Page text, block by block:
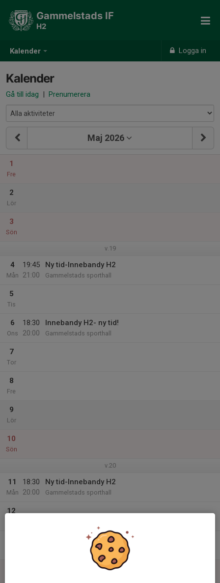
Kalender Logga in
Gammelstads IF
H2
Kalender
Gå till idag | Prenumerera
Maj 2026
1
Fre
2
Lör
3
Sön
v.19
4
Mån
19:45
21:00
Ny tid-Innebandy H2
Gammelstads sporthall
5
Tis
6
Ons
18:30
20:00
Innebandy H2- ny tid!
Gammelstads sporthall
7
Tor
8
Fre
9
Lör
10
Sön
v.20
11
Mån
18:30
20:00
Ny tid-Innebandy H2
Gammelstads sporthall
12